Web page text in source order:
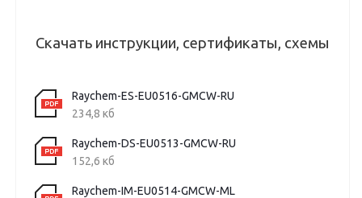
Скачать инструкции, сертификаты, схемы
Raychem-ES-EU0516-GMCW-RU
234,8 кб
Raychem-DS-EU0513-GMCW-RU
152,6 кб
Raychem-IM-EU0514-GMCW-ML